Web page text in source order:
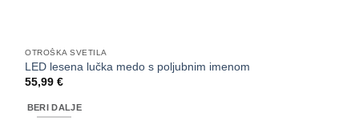
OTROŠKA SVETILA
LED lesena lučka medo s poljubnim imenom
55,99€
BERI DALJE